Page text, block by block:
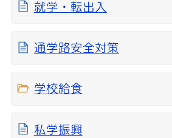
就学・転出入
通学路安全対策
学校給食
私学振興